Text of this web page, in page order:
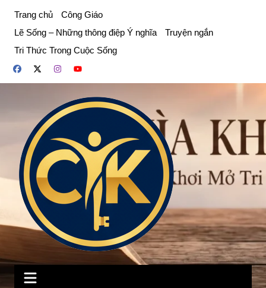
phần
dung
Trang chủ
Công Giáo
Lẽ Sống – Những thông điệp Ý nghĩa
Truyện ngắn
Tri Thức Trong Cuộc Sống